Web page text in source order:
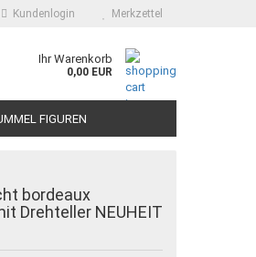
Kundenlogin Merkzettel
Ihr Warenkorb
0,00 EUR
FIGUREN
bordeaux
Drehteller NEUHEIT